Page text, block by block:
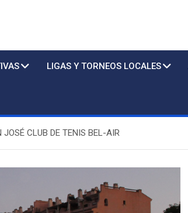
LIGAS Y TORNEOS LOCALES
JOSÉ CLUB DE TENIS BEL-AIR